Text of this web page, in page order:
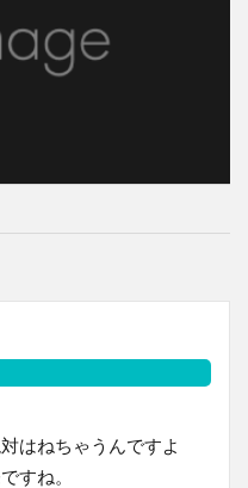
はねちゃうんですよ
すね。